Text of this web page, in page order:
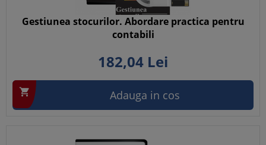
Gestiunea stocurilor. Abordare practica pentru
contabili
182,04 Lei
 Adauga in cos